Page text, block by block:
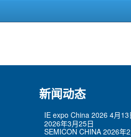
新闻动态
IE expo China 2026 4月13
2026年3月25日
SEMICON CHINA2026年2